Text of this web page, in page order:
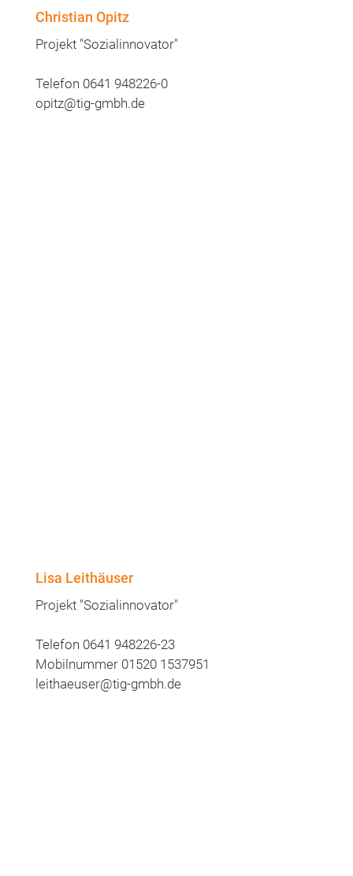
Christian Opitz
Projekt "Sozialinnovator"
Telefon 0641 948226-0
opitz@tig-gmbh.de
Lisa Leithäuser
Projekt "Sozialinnovator"
Telefon 0641 948226-23
Mobilnummer 01520 1537951
leithaeuser@tig-gmbh.de